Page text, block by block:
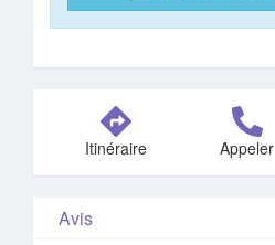
Itinéraire Appeler
Avis